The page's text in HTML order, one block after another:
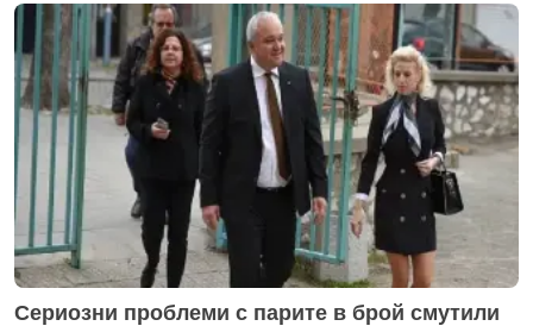
Сериозни проблеми с парите в брой смутили